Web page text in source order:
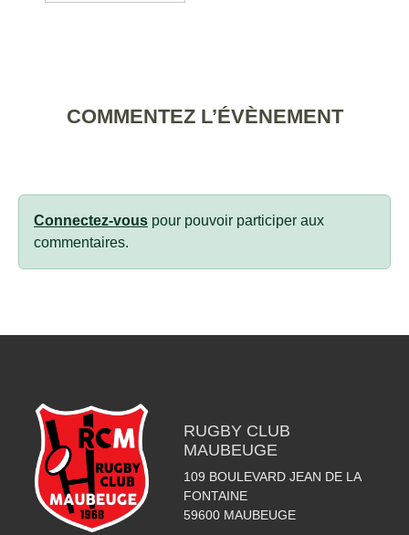
COMMENTEZ L’ÉVÈNEMENT
Connectez-vous pour pouvoir participer aux
commentaires.
RUGBY CLUB
MAUBEUGE
109 BOULEVARD JEAN DE LA
FONTAINE
59600 MAUBEUGE